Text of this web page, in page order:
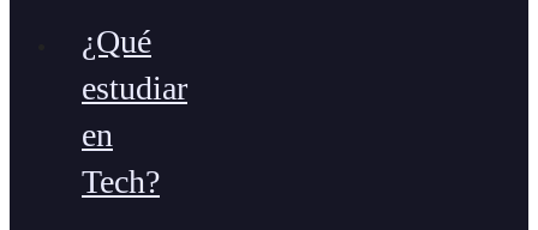
¿Qué
estudiar
en
Tech?